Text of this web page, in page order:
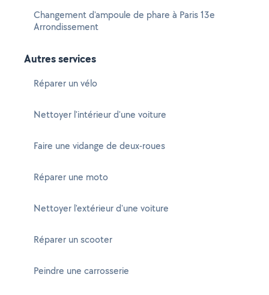
Changement d'ampoule de phare à Paris 13e
Arrondissement
Autres services
Réparer un vélo
Nettoyer l'intérieur d'une voiture
Faire une vidange de deux-roues
Réparer une moto
Nettoyer l'extérieur d'une voiture
Réparer un scooter
Peindre une carrosserie